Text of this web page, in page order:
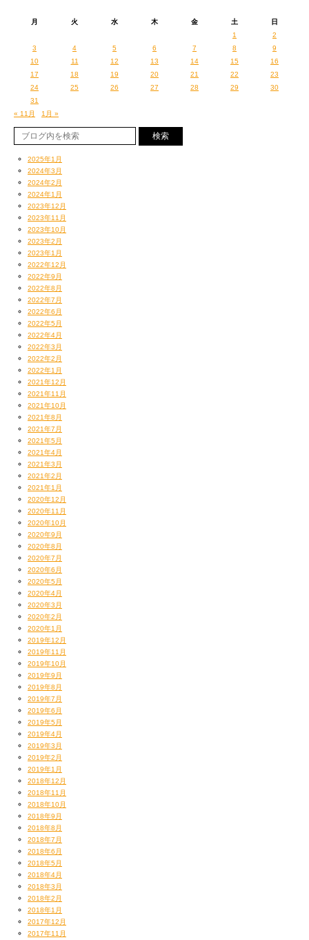
月 火 水 木 金 土
日
1
2
3
4 5 6 7 8
9
10
11 12 13 14 15
16
17
18 19 20 21 22
23
24
25 26 27 28 29
30
31
« 11月
1月 »
2025年1月
2024年3月
2024年2月
2024年1月
2023年12月
2023年11月
2023年10月
2023年2月
2023年1月
2022年12月
2022年9月
2022年8月
2022年7月
2022年6月
2022年5月
2022年4月
2022年3月
2022年2月
2022年1月
2021年12月
2021年11月
2021年10月
2021年8月
2021年7月
2021年5月
2021年4月
2021年3月
2021年2月
2021年1月
2020年12月
2020年11月
2020年10月
2020年9月
2020年8月
2020年7月
2020年6月
2020年5月
2020年4月
2020年3月
2020年2月
2020年1月
2019年12月
2019年11月
2019年10月
2019年9月
2019年8月
2019年7月
2019年6月
2019年5月
2019年4月
2019年3月
2019年2月
2019年1月
2018年12月
2018年11月
2018年10月
2018年9月
2018年8月
2018年7月
2018年6月
2018年5月
2018年4月
2018年3月
2018年2月
2018年1月
2017年12月
2017年11月